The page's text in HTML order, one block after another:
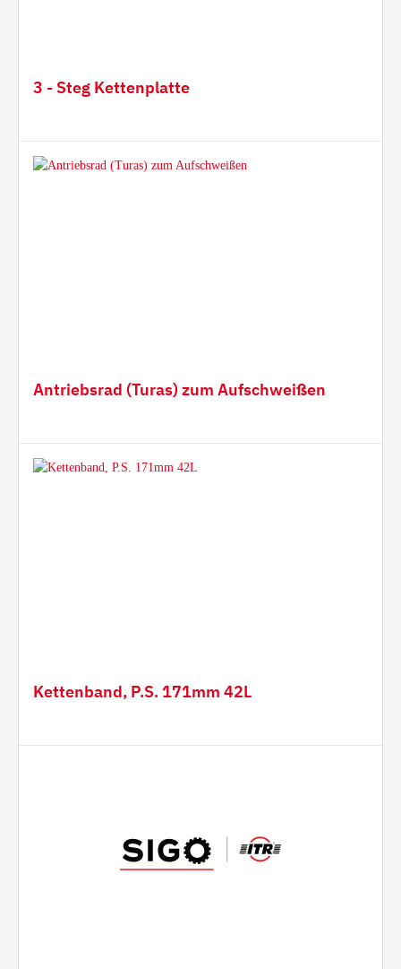
3 - Steg Kettenplatte
Antriebsrad (Turas) zum Aufschweißen
Kettenband, P.S. 171mm 42L